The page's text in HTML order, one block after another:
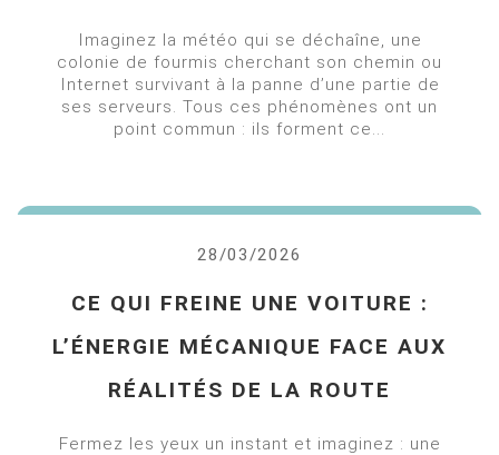
Imaginez la météo qui se déchaîne, une
colonie de fourmis cherchant son chemin ou
Internet survivant à la panne d’une partie de
ses serveurs. Tous ces phénomènes ont un
point commun : ils forment ce...
28/03/2026
CE QUI FREINE UNE VOITURE :
L’ÉNERGIE MÉCANIQUE FACE AUX
RÉALITÉS DE LA ROUTE
Fermez les yeux un instant et imaginez : une